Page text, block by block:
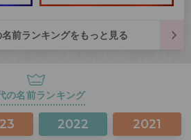
前ランキングをもっと見る
の名前ランキング
2022 2021